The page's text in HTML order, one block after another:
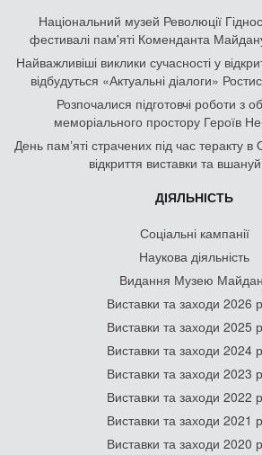
Національний музей Революції
фестивалі пам'яті Коменданта
Найважливіші виклики сучасності у
відбудуться «Актуальні діалоги»
Розпочалися підготовчі роботи з
меморіального простору Героїв
День памʼяті страчених під час теракту
відкриття виставки та
ДІЯЛЬНІСТЬ
Соціальні кампанії
Наукова діяльність
Видання Музею
Виставки та заходи 2026
Виставки та заходи 2025
Виставки та заходи 2024
Виставки та заходи 2023
Виставки та заходи 2022
Виставки та заходи 2021
Виставки та заходи 2020